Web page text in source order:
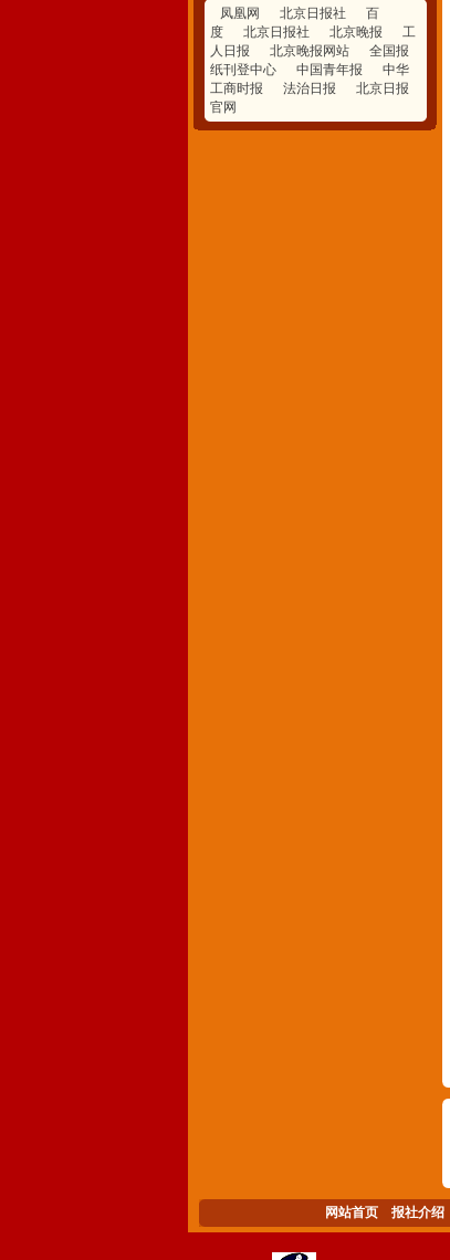
凤凰网 北京日报社
百
度
北京日报社 北京晚报
工
人日报
北京晚报网站
全国报
纸刊登中心
中国青年报
中华
工商时报
法治日报
北京日报
官网
网站首页 报社介绍